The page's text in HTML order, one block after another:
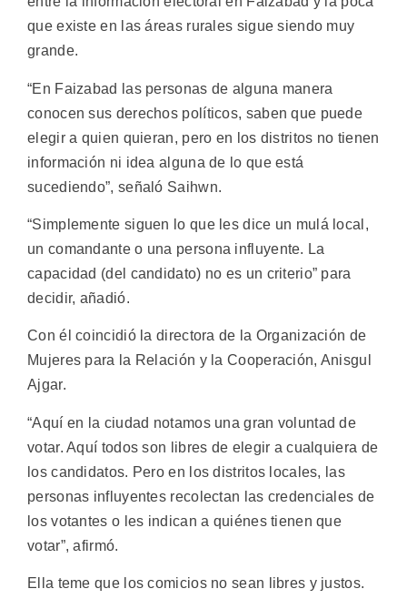
que existe en las áreas rurales sigue siendo muy
grande.
“En Faizabad las personas de alguna manera
conocen sus derechos políticos, saben que puede
elegir a quien quieran, pero en los distritos no tienen
información ni idea alguna de lo que está
sucediendo”, señaló Saihwn.
“Simplemente siguen lo que les dice un mulá local,
un comandante o una persona influyente. La
capacidad (del candidato) no es un criterio” para
decidir, añadió.
Con él coincidió la directora de la Organización de
Mujeres para la Relación y la Cooperación, Anisgul
Ajgar.
“Aquí en la ciudad notamos una gran voluntad de
votar. Aquí todos son libres de elegir a cualquiera de
los candidatos. Pero en los distritos locales, las
personas influyentes recolectan las credenciales de
los votantes o les indican a quiénes tienen que
votar”, afirmó.
Ella teme que los comicios no sean libres y justos.